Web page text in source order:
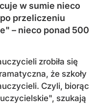
w sumie nieco
przeliczeniu
– nieco ponad 500
zrobiła się
że szkoły
Czyli, biorąc
szukają